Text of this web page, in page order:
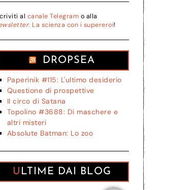
al canale Telegram o alla
: La scienza con i supereroi!
DROPSEA
Paperinik #115: L'ultimo desiderio
Questione di prospettive
Il circo di Satana
Topolino #3688: Di maschere e
altri misteri
Absolute Batman: Lo zoo
ULTIME DAI BLOG